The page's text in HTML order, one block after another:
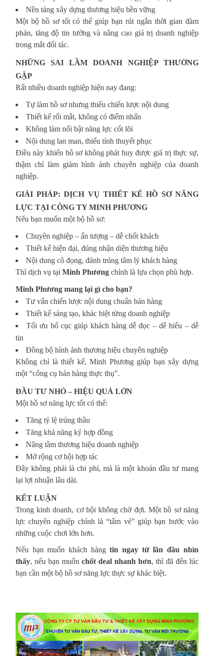
Nền tảng xây dựng thương hiệu bền vững
Một bộ hồ sơ tốt có thể giúp bạn rút ngắn thời gian đàm
phán, tăng độ tin tưởng và nâng cao giá trị doanh nghiệp
trong mắt đối tác.
NHỮNG SAI LẦM DOANH NGHIỆP THƯỜNG
GẶP
Rất nhiều doanh nghiệp hiện nay đang:
Tự làm hồ sơ nhưng thiếu chiến lược nội dung
Thiết kế rối mắt, không có điểm nhấn
Không làm nổi bật năng lực cốt lõi
Nội dung lan man, thiếu tính thuyết phục
Điều này khiến hồ sơ không phát huy được giá trị thực sự,
thậm chí làm giảm hình ảnh chuyên nghiệp của doanh
nghiệp.
GIẢI PHÁP: DỊCH VỤ THIẾT KẾ HỒ SƠ NĂNG
LỰC TẠI CÔNG TY MINH PHƯƠNG
Nếu bạn muốn một bộ hồ sơ:
Chuyên nghiệp – ấn tượng – dễ chốt khách
Thiết kế hiện đại, đúng nhận diện thương hiệu
Nội dung cô đọng, đánh trúng tâm lý khách hàng
Thì dịch vụ tại Minh Phươngchính là lựa chọn phù hợp.
Minh Phương mang lại gì cho bạn?
Tư vấn chiến lược nội dung chuẩn bán hàng
Thiết kế sáng tạo, khác biệt từng doanh nghiệp
Tối ưu bố cục giúp khách hàng dễ đọc – dễ hiểu – dễ
tin
Đồng bộ hình ảnh thương hiệu chuyên nghiệp
Không chỉ là thiết kế, Minh Phương giúp bạn xây dựng
một “công cụ bán hàng thực thụ”.
ĐẦU TƯ NHỎ – HIỆU QUẢ LỚN
Một hồ sơ năng lực tốt có thể:
Tăng tỷ lệ trúng thầu
Tăng khả năng ký hợp đồng
Nâng tầm thương hiệu doanh nghiệp
Mở rộng cơ hội hợp tác
Đây không phải là chi phí, mà là một khoản đầu tư mang
lại lợi nhuận lâu dài.
KẾT LUẬN
Trong kinh doanh, cơ hội không chờ đợi. Một hồ sơ năng
lực chuyên nghiệp chính là “tấm vé” giúp bạn bước vào
những cuộc chơi lớn hơn.
Nếu bạn muốn khách hàngtin ngay từ lần đầu nhìn
thấy, nếu bạn muốn chốt deal nhanh hơn, thì đã đến lúc
bạn cần một bộ hồ sơ năng lực thực sự khác biệt.